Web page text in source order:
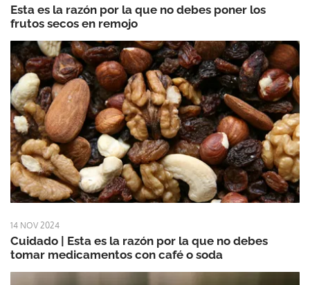
Esta es la razón por la que no debes poner los
frutos secos en remojo
14 NOV 2024
Cuidado | Esta es la razón por la que no debes
tomar medicamentos con café o soda